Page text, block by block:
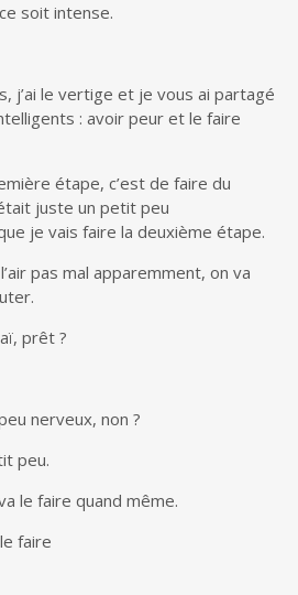
soit intense.
j’ai le vertige et je vous ai partagé
: avoir peur et le faire
étape, c’est de faire du
juste un petit peu
je vais faire la deuxième étape.
pas mal apparemment, on va
prêt ?
nerveux, non ?
peu.
le faire quand même.
faire